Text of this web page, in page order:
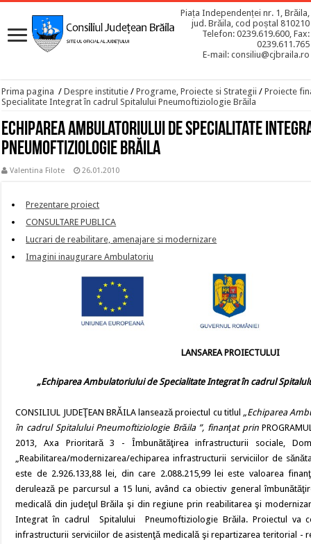
Piața Independenței nr. 1, Brăila,
jud. Brăila, cod poștal 810210
Telefon: 0239.619.600, Fax:
0239.611.765
E-mail: consiliu@cjbraila.ro
Prima pagina / Despre institutie / Programe, Proiecte si Strategii / Proiecte
Specialitate Integrat în cadrul Spitalului Pneumoftiziologie Brăila
Echiparea Ambulatoriului de Specialitate
Pneumoftiziologie Brăila
Valentina Filote 26.01.2010
Prezentare proiect
CONSULTARE PUBLICA
Lucrari de reabilitare, amenajare si modernizare
Imagini inaugurare Ambulatoriu
LANSAREA PROIECTULUI
„Echiparea Ambulatoriului de Specialitate Integrat în cadrul
CONSILIUL JUDEŢEAN BRĂILA lansează proiectul cu titlul „Echiparea
în cadrul Spitalului Pneumoftiziologie Brăila ”, finanţat prin
2013, Axa Prioritară 3 - Îmbunătăţirea infrastructurii sociale,
„Reabilitarea/modernizarea/echiparea infrastructurii serviciilor de
este de 2.926.133,88 lei, din care 2.088.215,99 lei este valoarea
derulează pe parcursul a 15 luni, având ca obiectiv general
medicală din judeţul Brăila şi din regiune prin reabilitarea şi
Integrat în cadrul Spitalului Pneumoftiziologie Brăila. Proiectul va
infrastructurii serviciilor de asistenţă medicală şi repartizarea teritorial -